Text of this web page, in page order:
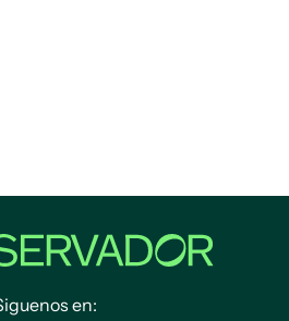
en: